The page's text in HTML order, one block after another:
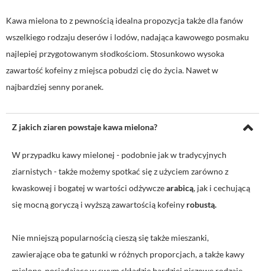
Kawa mielona to z pewnością idealna propozycja także dla fanów
wszelkiego rodzaju deserów i lodów, nadająca kawowego posmaku
najlepiej przygotowanym słodkościom. Stosunkowo wysoka
zawartość kofeiny z miejsca pobudzi cię do życia. Nawet w
najbardziej senny poranek.
Z jakich ziaren powstaje kawa mielona?
W przypadku kawy mielonej - podobnie jak w tradycyjnych
ziarnistych - także możemy spotkać się z użyciem zarówno z
kwaskowej i bogatej w wartości odżywczearabicą, jak i cechującą
się mocną goryczą i wyższą zawartością kofeiny robustą.
Nie mniejszą popularnością cieszą się także mieszanki,
zawierające oba te gatunki w różnych proporcjach, a także kawy